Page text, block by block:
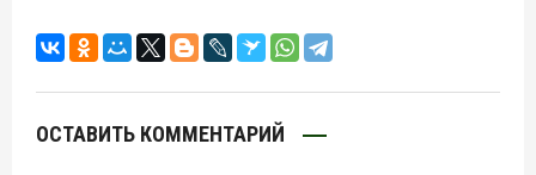
ОСТАВИТЬ КОММЕНТАРИЙ